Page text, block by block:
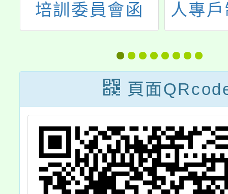
培訓委員會函
以，薦任公務人
員晉升簡任官等
訓練等5項晉升
官等（資位）訓
練辦法修正條文
業經修正發布，
自113年2月28
人專
遣撫
人員
卹法
95條
業經
112年
令制
頁面